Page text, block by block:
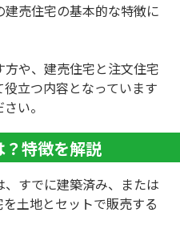
売住宅の基本的な特徴に
や、建売住宅と注文住宅
立つ内容となっています
い。
特徴を解説
すでに建築済み、または
土地とセットで販売する